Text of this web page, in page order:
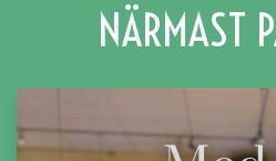
NÄRMAST